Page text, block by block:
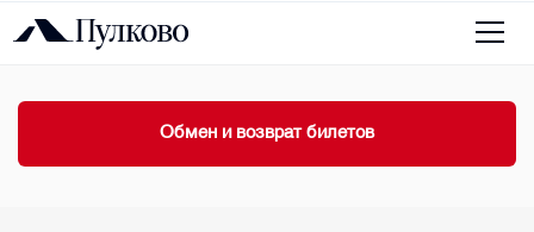
Обмен и возврат билетов